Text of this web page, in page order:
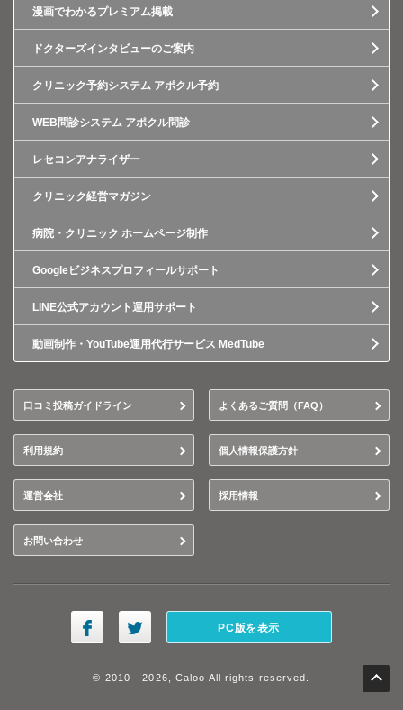
漫画でわかるプレミアム掲載
ドクターズインタビューのご案内
クリニック予約システム アポクル予約
WEB問診システム アポクル問診
レセコンアナライザー
クリニック経営マガジン
病院・クリニック ホームページ制作
Googleビジネスプロフィールサポート
LINE公式アカウント運用サポート
動画制作・YouTube運用代行サービス MedTube
口コミ投稿ガイドライン よくあるご質問（FAQ）
利用規約 個人情報保護方針
運営会社 採用情報
お問い合わせ
PC版を表示
© 2010 - 2026, Caloo All rights reserved.